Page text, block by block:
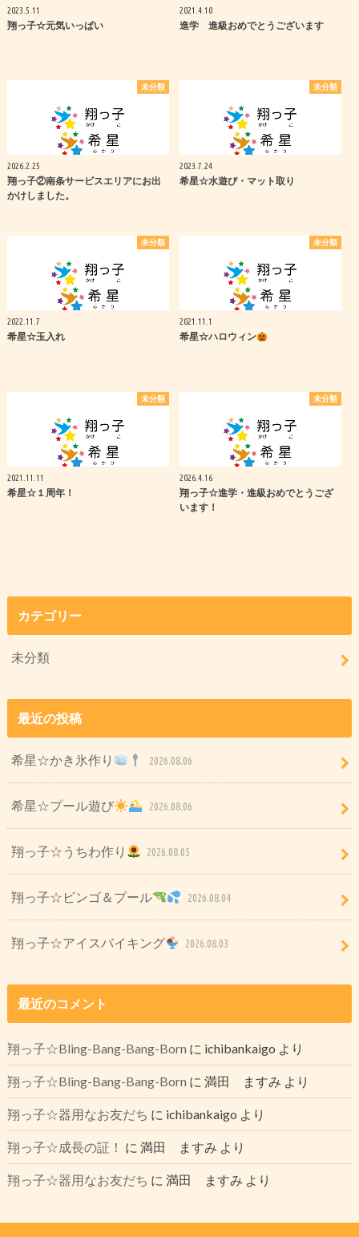
2023.5.11
翔っ子☆元気いっぱい
2021.4.10
進学 進級おめでとうございます
未分類
2026.2.25
翔っ子②南条サービスエリアにお出
かけしました。
未分類
2023.7.24
希星☆水遊び・マット取り
未分類
2022.11.7
希星☆玉入れ
未分類
2021.11.1
希星☆ハロウィン
未分類
2021.11.11
希星☆１周年！
未分類
2026.4.16
翔っ子☆進学・進級おめでとうござ
います！
カテゴリー
未分類
最近の投稿
希星☆かき氷作り 2026.08.06
希星☆プール遊び 2026.08.06
翔っ子☆うちわ作り 2026.08.05
翔っ子☆ビンゴ＆プール 2026.08.04
翔っ子☆アイスバイキング 2026.08.03
最近のコメント
翔っ子☆Bling-Bang-Bang-Born に ichibankaigo より
翔っ子☆Bling-Bang-Bang-Born に 満田 ますみ より
翔っ子☆器用なお友だち に ichibankaigo より
翔っ子☆成長の証！ に 満田 ますみ より
翔っ子☆器用なお友だち に 満田 ますみ より